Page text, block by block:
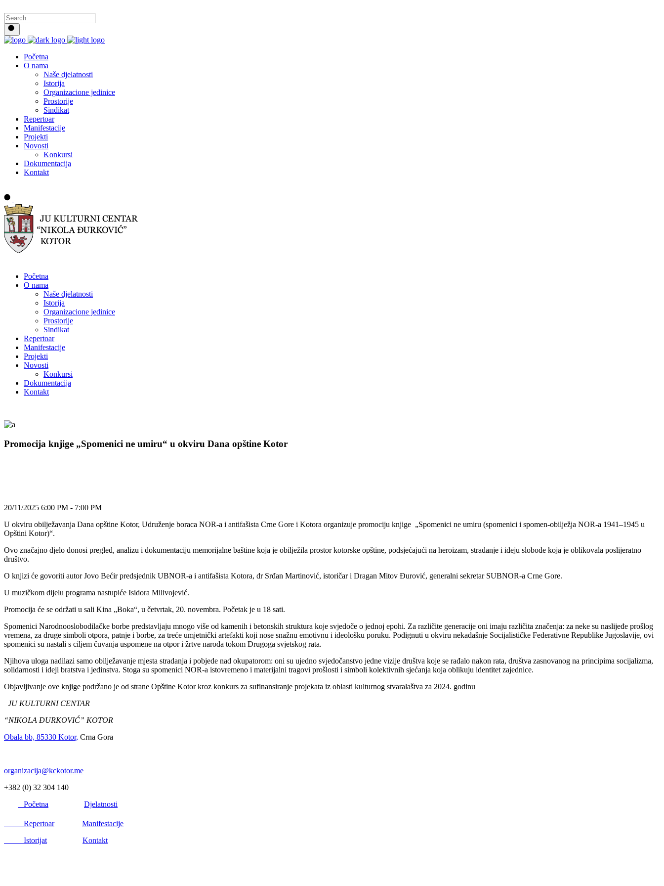
Početna
O nama
Naše djelatnosti
Istorija
Organizacione jedinice
Prostorije
Sindikat
Repertoar
Manifestacije
Projekti
Novosti
Konkursi
Dokumentacija
Kontakt
Početna
O nama
Naše djelatnosti
Istorija
Organizacione jedinice
Prostorije
Sindikat
Repertoar
Manifestacije
Projekti
Novosti
Konkursi
Dokumentacija
Kontakt
Promocija knjige „Spomenici ne umiru“ u okviru Dana opštine Kotor
20/11/2025 6:00 PM - 7:00 PM
U okviru obilježavanja Dana opštine Kotor, Udruženje boraca NOR-a i antifašista Crne Gore i Kotora organizuje promociju knjige „Spomenici ne umiru (spomenici i spomen-obilježja NOR-a 1941–1945 u
Opštini Kotor)“.
Ovo značajno djelo donosi pregled, analizu i dokumentaciju memorijalne baštine koja je obilježila prostor kotorske opštine, podsjećajući na heroizam, stradanje i ideju slobode koja je oblikovala poslijeratno
društvo.
O knjizi će govoriti autor Jovo Bećir predsjednik UBNOR-a i antifašista Kotora, dr Srđan Martinović, istoričar i Dragan Mitov Đurović, generalni sekretar SUBNOR-a Crne Gore.
U muzičkom dijelu programa nastupiće Isidora Milivojević.
Promocija će se održati u sali Kina „Boka“, u četvrtak, 20. novembra. Početak je u 18 sati.
Spomenici Narodnooslobodilačke borbe predstavljaju mnogo više od kamenih i betonskih struktura koje svjedoče o jednoj epohi. Za različite generacije oni imaju različita značenja: za neke su naslijeđe prošlog
vremena, za druge simboli otpora, patnje i borbe, za treće umjetnički artefakti koji nose snažnu emotivnu i ideološku poruku. Podignuti u okviru nekadašnje Socijalističke Federativne Republike Jugoslavije, ovi
spomenici su nastali s ciljem čuvanja uspomene na otpor i žrtve naroda tokom Drugoga svjetskog rata.
Njihova uloga nadilazi samo obilježavanje mjesta stradanja i pobjede nad okupatorom: oni su ujedno svjedočanstvo jedne vizije društva koje se rađalo nakon rata, društva zasnovanog na principima socijalizma,
solidarnosti i ideji bratstva i jedinstva. Stoga su spomenici NOR-a istovremeno i materijalni tragovi prošlosti i simboli kolektivnih sjećanja koja oblikuju identitet zajednice.
Objavljivanje ove knjige podržano je od strane Opštine Kotor kroz konkurs za sufinansiranje projekata iz oblasti kulturnog stvaralaštva za 2024. godinu
JU KULTURNI CENTAR
“NIKOLA ĐURKOVIĆ” KOTOR
Obala bb, 85330 Kotor, Crna Gora
organizacija@kckotor.me
+382 (0) 32 304 140
Početna
Djelatnosti
Repertoar
Manifestacije
Istorijat
Kontakt